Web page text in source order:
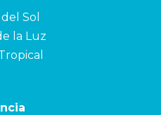
Sol
la Luz